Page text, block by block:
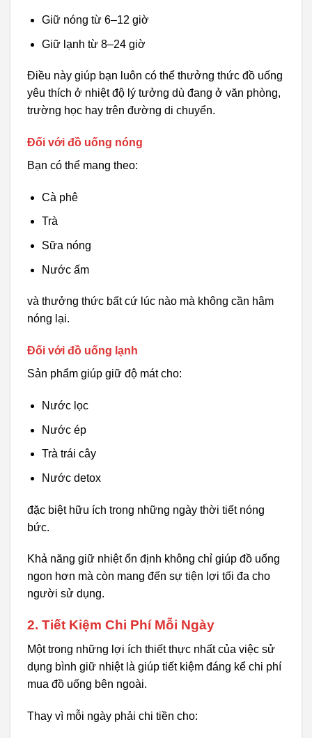
Giữ nóng từ 6–12 giờ
Giữ lạnh từ 8–24 giờ
Điều này giúp bạn luôn có thể thưởng thức đồ uống
yêu thích ở nhiệt độ lý tưởng dù đang ở văn phòng,
trường học hay trên đường di chuyển.
Đối với đồ uống nóng
Bạn có thể mang theo:
Cà phê
Trà
Sữa nóng
Nước ấm
và thưởng thức bất cứ lúc nào mà không cần hâm
nóng lại.
Đối với đồ uống lạnh
Sản phẩm giúp giữ độ mát cho:
Nước lọc
Nước ép
Trà trái cây
Nước detox
đặc biệt hữu ích trong những ngày thời tiết nóng
bức.
Khả năng giữ nhiệt ổn định không chỉ giúp đồ uống
ngon hơn mà còn mang đến sự tiện lợi tối đa cho
người sử dụng.
2. Tiết Kiệm Chi Phí Mỗi Ngày
Một trong những lợi ích thiết thực nhất của việc sử
dụng bình giữ nhiệt là giúp tiết kiệm đáng kể chi phí
mua đồ uống bên ngoài.
Thay vì mỗi ngày phải chi tiền cho: